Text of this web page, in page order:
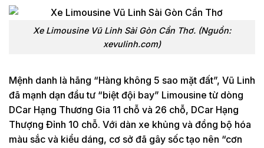
Xe Limousine Vũ Linh Sài Gòn Cần Thơ. (Nguồn:
xevulinh.com)
Mệnh danh là hãng “Hàng không 5 sao mặt đất”, Vũ Linh
đã mạnh dạn đầu tư “biệt đội bay” Limousine từ dòng
DCar Hạng Thương Gia 11 chỗ và 26 chỗ, DCar Hạng
Thượng Đỉnh 10 chỗ. Với dàn xe khủng và đồng bộ hóa
màu sắc và kiểu dáng, cơ sở đã gây sốc tạo nên “cơn